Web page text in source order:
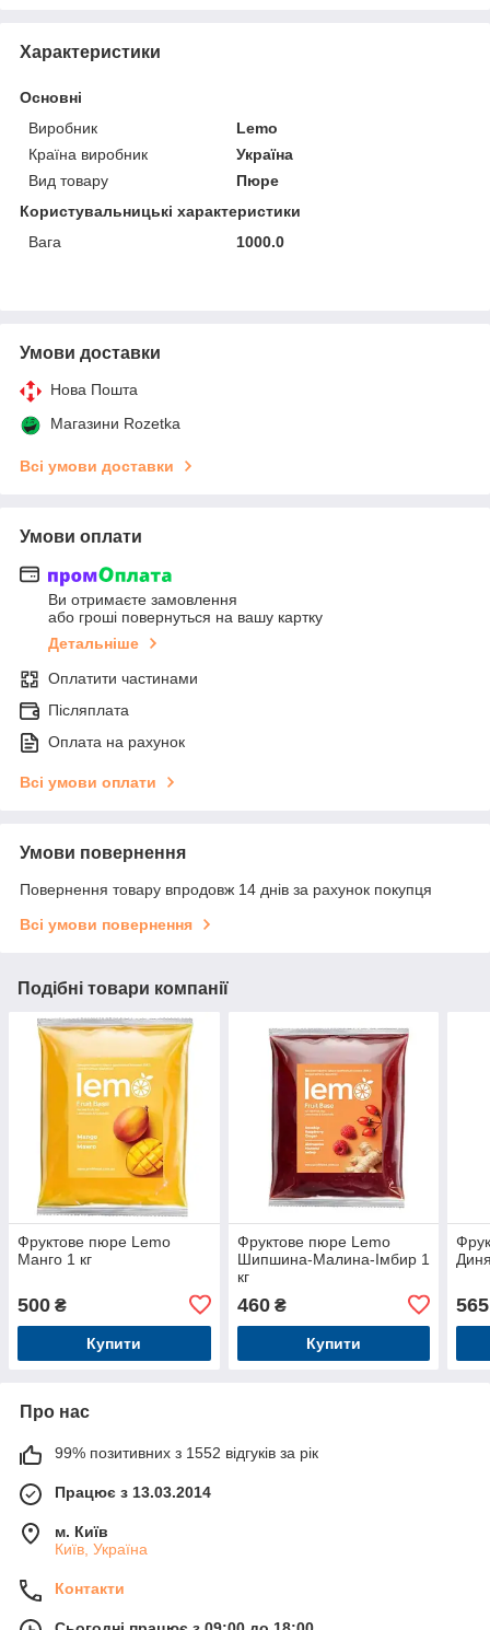
Характеристики
Основні
Виробник
Lemo
Країна виробник
Україна
Вид товару
Пюре
Користувальницькі характеристики
Вага
1000.0
Умови доставки
Нова Пошта
Магазини Rozetka
Всі умови доставки
Умови оплати
Ви отримаєте замовлення
або гроші повернуться на вашу картку
Детальніше
Оплатити частинами
Післяплата
Оплата на рахунок
Всі умови оплати
Умови повернення
Повернення товару впродовж 14 днів за рахунок покупця
Всі умови повернення
Подібні товари компанії
Фруктове пюре Lemo
Манго 1 кг
500 ₴
Купити
Фруктове пюре Lemo
Шипшина-Малина-Імбир 1
кг
460₴
Купити
565
Про нас
99% позитивних з 1552 відгуків за рік
Працює з 13.03.2014
м. Київ
Київ, Україна
Контакти